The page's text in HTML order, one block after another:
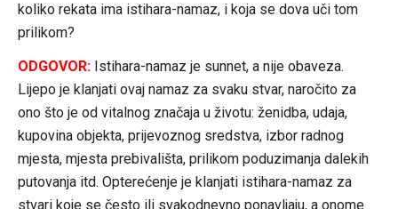
koliko rekata ima istihara-namaz, i koja se dova uči tom
prilikom?
ODGOVOR:Istihara-namaz je sunnet, a nije obaveza.
Lijepo je klanjati ovaj namaz za svaku stvar, naročito za
ono što je od vitalnog značaja u životu: ženidba, udaja,
kupovina objekta, prijevoznog sredstva, izbor radnog
mjesta, mjesta prebivališta, prilikom poduzimanja dalekih
putovanja itd. Opterećenje je klanjati istihara-namaz za
stvari koje se često ili svakodnevno ponavljaju, a onome